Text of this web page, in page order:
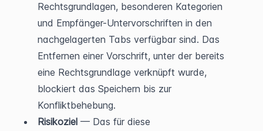
Rechtsgrundlagen, besonderen Kategorien
und Empfänger-Untervorschriften in den
nachgelagerten Tabs verfügbar sind. Das
Entfernen einer Vorschrift, unter der bereits
eine Rechtsgrundlage verknüpft wurde,
blockiert das Speichern bis zur
Konfliktbehebung.
Risikoziel — Das für diese